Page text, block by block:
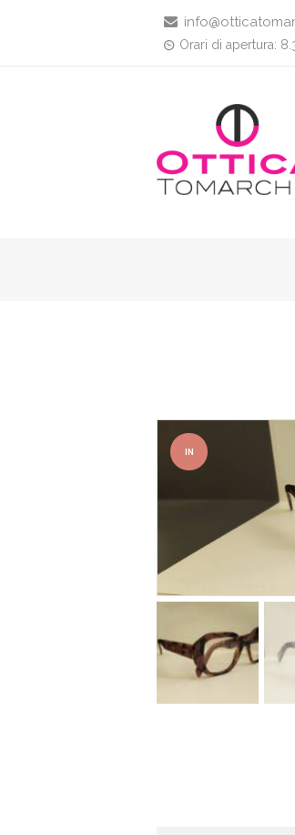
Orari di apertura:
IN